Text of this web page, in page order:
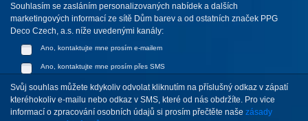
Souhlasím se zasláním personalizovaných nabídek a dalších
marketingových informací ze sítě Dům barev a od ostatních značek PPG
Deco Czech, a.s. níže uvedenými kanály:
Ano, kontaktujte mne prosím e-mailem
Ano, kontaktujte mne prosím přes SMS
Svůj souhlas můžete kdykoliv odvolat kliknutím na příslušný odkaz v zápatí
kteréhokoliv e-mailu nebo odkaz v SMS, které od nás obdržíte. Pro vice
informací o zpracování osobních údajů si prosím přečtěte naše zásady